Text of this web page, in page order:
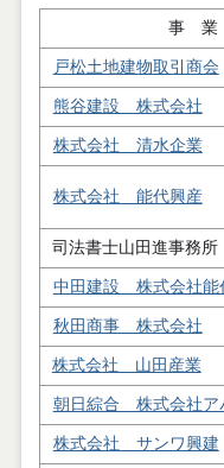
事
戸松土地建物取引商会
熊谷建設 株式会社
株式会社 清水企業
株式会社 能代興産
司法書士山田進事務所
中田建設 株式会社能
秋田商事 株式会社
株式会社 山田産業
朝日綜合 株式会社ア
株式会社 サンワ興建